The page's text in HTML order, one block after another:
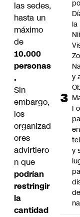
las sedes,
hasta un
máximo
de
10.000
personas
.
Sin
embargo,
los
organizad
ores
advirtiero
n que
podrían
restringir
la
cantidad
la
y
en
y